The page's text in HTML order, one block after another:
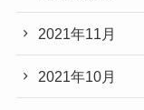
2021年11月
2021年10月